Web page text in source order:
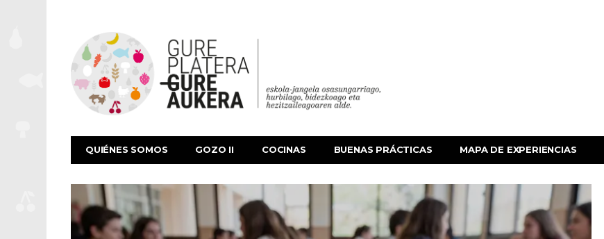
QUIÉNES SOMOS GOZO II COCINAS BUENAS PRÁCTICAS MAPA DE EXPERIENCIAS